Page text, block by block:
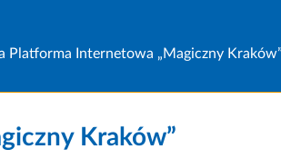
Platforma Internetowa „Magiczny Kraków”
Kraków”